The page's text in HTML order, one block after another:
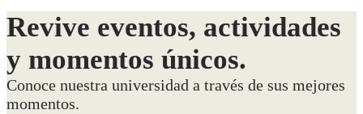
Revive eventos, actividades
y momentos únicos.
Conoce nuestra universidad a través de sus mejores
momentos.